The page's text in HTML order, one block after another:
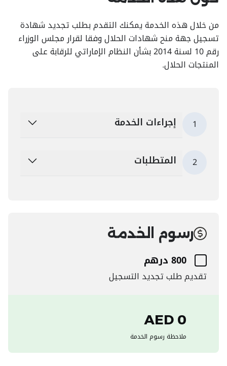
من خلال هذه الخدمة يمكنك التقدم بطلب تجديد شهادة
تسجيل جهة منح شهادات الحلال وفقا لقرار مجلس الوزراء
رقم 10 لسنة 2014 بشأن النظام الإماراتي للرقابة على
المنتجات الحلال.
1 إجراءات الخدمة
2 المتطلبات
رسوم الخدمة
800 درهم
تقديم طلب تجديد التسجيل
0 AED
ملاحظة رسوم الخدمة